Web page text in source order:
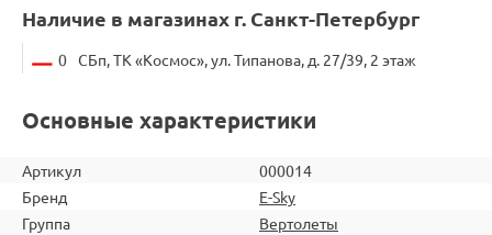
Наличие в магазинах г. Санкт-Петербург
0 СБп, ТК «Космос», ул. Типанова, д. 27/39, 2 этаж
Основные характеристики
Артикул
000014
Бренд
E-Sky
Группа
Вертолеты